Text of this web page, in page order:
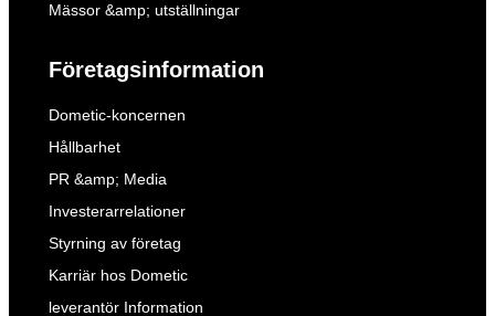
Mässor &amp; utställningar
Företagsinformation
Dometic-koncernen
Hållbarhet
PR &amp; Media
Investerarrelationer
Styrning av företag
Karriär hos Dometic
leverantör Information